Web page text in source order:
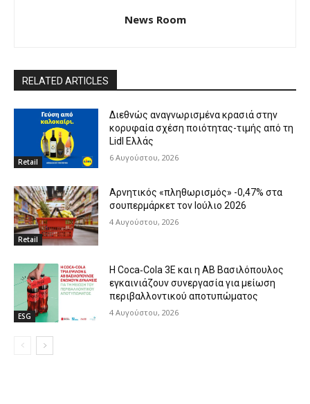
News Room
RELATED ARTICLES
Retail
Διεθνώς αναγνωρισμένα κρασιά στην
κορυφαία σχέση ποιότητας-τιμής από τη
Lidl Ελλάς
6 Αυγούστου, 2026
Retail
Αρνητικός «πληθωρισμός» -0,47% στα
σουπερμάρκετ τον Ιούλιο 2026
4 Αυγούστου, 2026
ESG
Η Coca‑Cola 3E και η ΑΒ Βασιλόπουλος
εγκαινιάζουν συνεργασία για μείωση
περιβαλλοντικού αποτυπώματος
4 Αυγούστου, 2026